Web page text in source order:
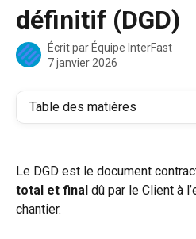
définitif (DGD)
Écrit par Équipe InterFast
7 janvier 2026
Table des matières
Le DGD est le document
total et final dû par le Client à
chantier.